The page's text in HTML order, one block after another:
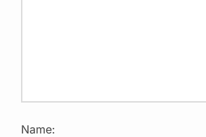
Name: